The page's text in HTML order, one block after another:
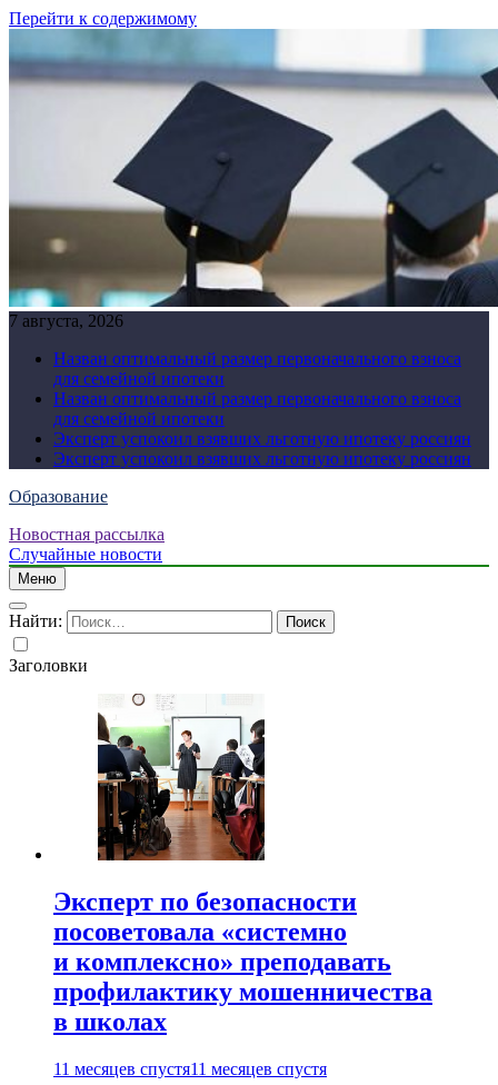
Перейти к содержимому
7 августа, 2026
Назван оптимальный размер первоначального взноса
для семейной ипотеки
Назван оптимальный размер первоначального взноса
для семейной ипотеки
Эксперт успокоил взявших льготную ипотеку россиян
Эксперт успокоил взявших льготную ипотеку россиян
Образование
Новостная рассылка
Случайные новости
Меню
Найти:
Заголовки
Эксперт по безопасности
посоветовала «системно
и комплексно» преподавать
профилактику мошенничества
в школах
11 месяцев спустя11 месяцев спустя